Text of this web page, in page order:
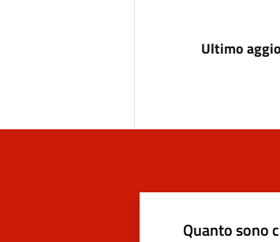
Ultimo
Quanto sono